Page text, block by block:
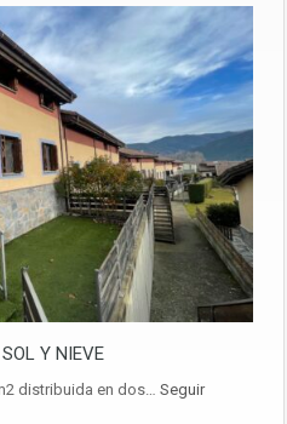
Y NIEVE
distribuida en dos… Seguir